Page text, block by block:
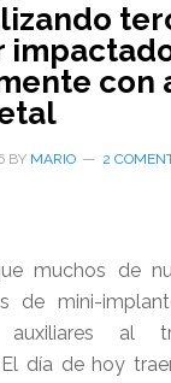
con
BY MARIO 2
muchos de
de mini-
auxiliares al
día de hoy